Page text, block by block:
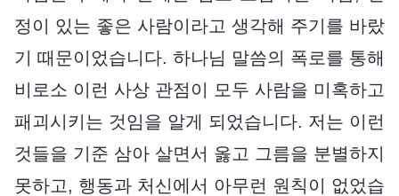
정이 있는 좋은 사람이라고 생각해 주기를 바랐
기 때문이었습니다. 하나님 말씀의 폭로를 통해
비로소 이런 사상 관점이 모두 사람을 미혹하고
패괴시키는 것임을 알게 되었습니다. 저는 이런
것들을 기준 삼아 살면서 옳고 그름을 분별하지
못하고, 행동과 처신에서 아무런 원칙이 없었습